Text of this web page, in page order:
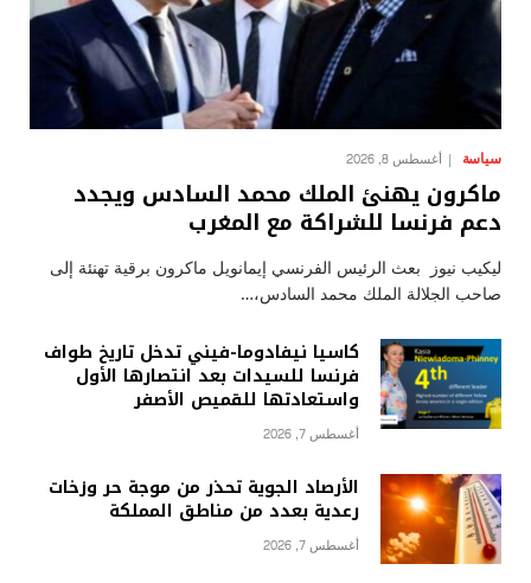
سياسة أغسطس 8, 2026
ماكرون يهنئ الملك محمد السادس ويجدد
دعم فرنسا للشراكة مع المغرب
ليكيب نيوز بعث الرئيس الفرنسي إيمانويل ماكرون برقية تهنئة إلى
صاحب الجلالة الملك محمد السادس،…
كاسيا نيفادوما-فيني تدخل تاريخ طواف
فرنسا للسيدات بعد انتصارها الأول
واستعادتها للقميص الأصفر
أغسطس 7, 2026
الأرصاد الجوية تحذر من موجة حر وزخات
رعدية بعدد من مناطق المملكة
أغسطس 7, 2026